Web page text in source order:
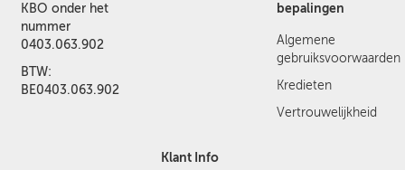
KBO onder het
nummer
0403.063.902
BTW:
BE0403.063.902
bepalingen
Algemene
gebruiksvoorwaarden
Kredieten
Vertrouwelijkheid
Klant Info